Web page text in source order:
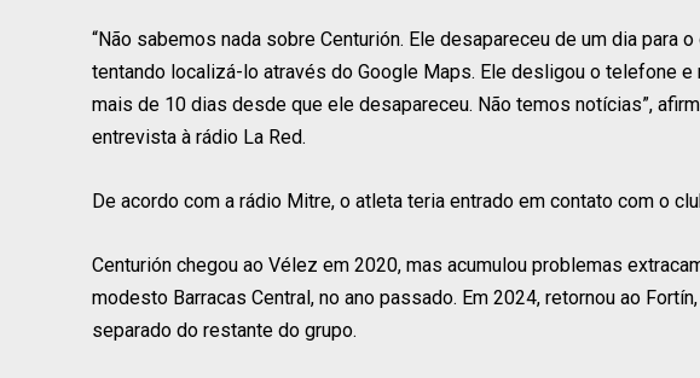
“Não sabemos nada sobre Centurión. Ele desapareceu de um dia para
tentando localizá-lo através do Google Maps. Ele desligou o telefone
mais de 10 dias desde que ele desapareceu. Não temos notícias”,
entrevista à rádio La Red.
De acordo com a rádio Mitre, o atleta teria entrado em contato com o
Centurión chegou ao Vélez em 2020, mas acumulou problemas
modesto Barracas Central, no ano passado. Em 2024, retornou ao
separado do restante do grupo.